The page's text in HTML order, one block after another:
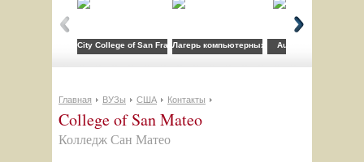
City College of San FranciscoЛагерь компьютерных технологий FLS при
Auburn University
Главная ВУЗы США Контакты
College of San Mateo
Колледж Сан Матео